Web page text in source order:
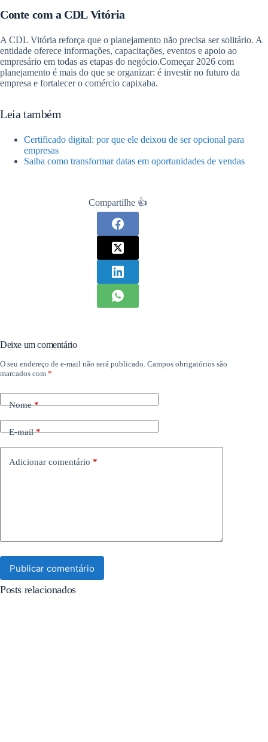
Conte com a CDL Vitória
A CDL Vitória reforça que o planejamento não precisa ser solitário. A
entidade oferece informações, capacitações, eventos e apoio ao
empresário em todas as etapas do negócio.Começar 2026 com
planejamento é mais do que se organizar: é investir no futuro da
empresa e fortalecer o comércio capixaba.
Leia também
Certificado digital: por que ele deixou de ser opcional para
empresas
Saiba como transformar datas em oportunidades de vendas
Compartilhe 👍
Deixe um comentário
O seu endereço de e-mail não será publicado. Campos obrigatórios são
marcados com *
Nome*
E-mail*
Adicionar comentário *
Publicar comentário
Posts relacionados